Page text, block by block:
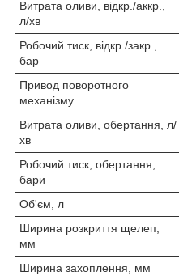
Витрата оливи, відкр./аккр.,
л/хв
Робочий тиск, відкр./закр.,
бар
Привод поворотного
механізму
Витрата оливи, обертання, л/
хв
Робочий тиск, обертання,
бари
Об'єм, л
Ширина розкриття щелеп,
мм
Ширина захоплення, мм